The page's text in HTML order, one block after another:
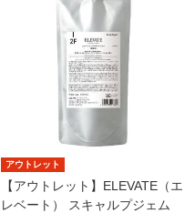
アウトレット
【アウトレット】ELEVATE（エ
レベート） スキャルプジェム